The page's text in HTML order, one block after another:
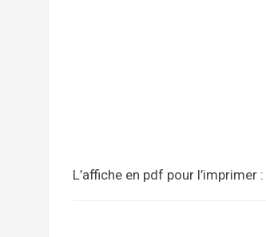
L’affiche en pdf pour l’imprimer :